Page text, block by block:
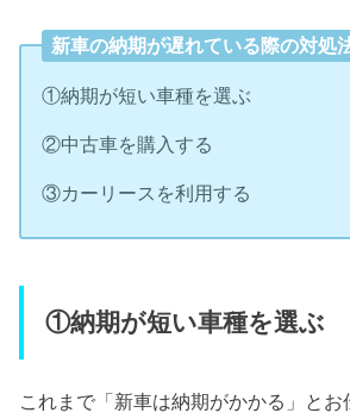
新車の納期が遅れている際の対処
①納期が短い車種を選ぶ
②中古車を購入する
③カーリースを利用する
①納期が短い車種を選ぶ
これまで「新車は納期がかかる」とお